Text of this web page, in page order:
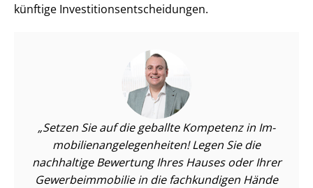
künftige In­ves­ti­ti­ons­ent­schei­dun­gen.
Setzen Sie auf die geballte Kompetenz in Im­
mo­bi­li­en­an­ge­le­gen­hei­ten! Legen Sie die
nachhaltige Bewertung Ihres Hauses oder Ihrer
Ge­wer­be­im­mo­bi­lie in die fachkundigen Hände